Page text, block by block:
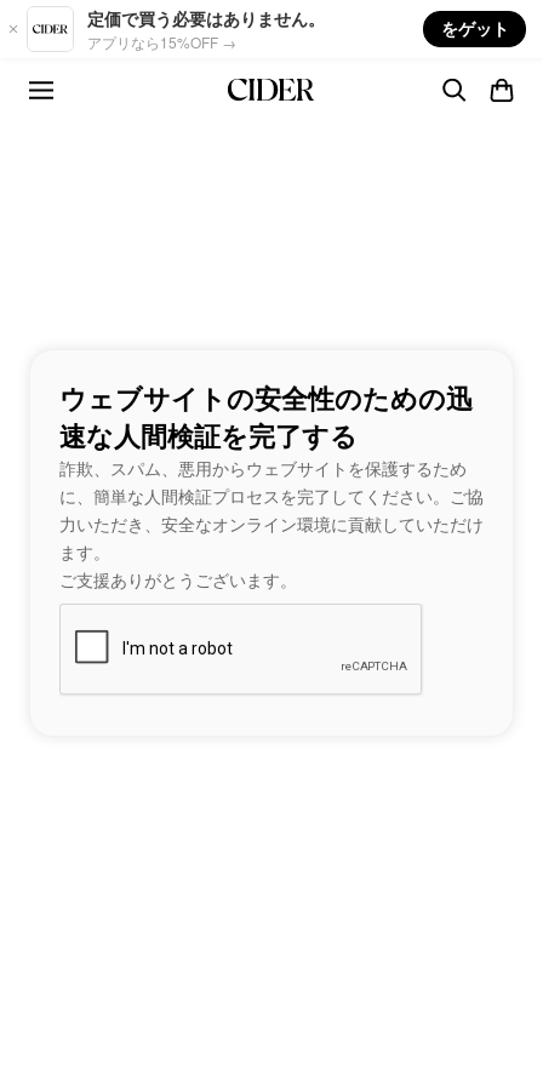
Skip to main content
定価で買う必要はありません。
アプリなら15%OFF →
をゲット
ウェブサイトの安全性のための迅
速な人間検証を完了する
詐欺、スパム、悪用からウェブサイトを保護するため
に、簡単な人間検証プロセスを完了してください。ご協
力いただき、安全なオンライン環境に貢献していただけ
ます。
ご支援ありがとうございます。